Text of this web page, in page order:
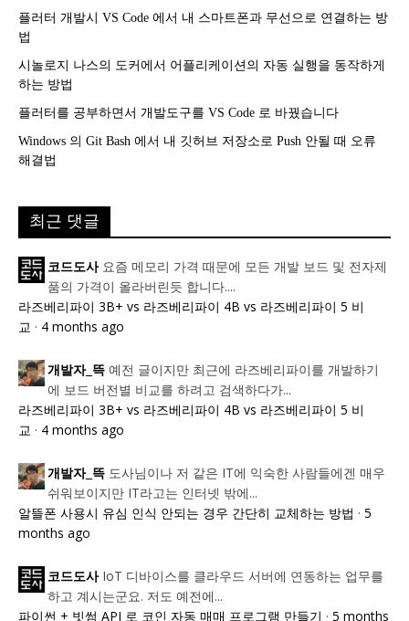
플러터 개발시 VS Code 에서 내 스마트폰과 무선으로 연결하는 방
법
시놀로지 나스의 도커에서 어플리케이션의 자동 실행을 동작하게
하는 방법
플러터를 공부하면서 개발도구를 VS Code 로 바꿨습니다
Windows 의 Git Bash 에서 내 깃허브 저장소로 Push 안될 때 오류
해결법
최근 댓글
코드도사 요즘 메모리 가격 때문에 모든 개발 보드 및 전자제
품의 가격이 올라버린듯 합니다....
라즈베리파이 3B+ vs 라즈베리파이 4B vs 라즈베리파이 5 비
교 · 4 months ago
개발자_뜩 예전 글이지만 최근에 라즈베리파이를 개발하기
에 보드 버전별 비교를 하려고 검색하다가...
라즈베리파이 3B+ vs 라즈베리파이 4B vs 라즈베리파이 5 비
교 · 4 months ago
개발자_뜩 도사님이나 저 같은 IT에 익숙한 사람들에겐 매우
쉬워보이지만 IT라고는 인터넷 밖에...
알뜰폰 사용시 유심 인식 안되는 경우 간단히 교체하는 방법 · 5
months ago
코드도사 IoT 디바이스를 클라우드 서버에 연동하는 업무를
하고 계시는군요. 저도 예전에...
파이썬 + 빗썸 API 로 코인 자동 매매 프로그램 만들기 · 5 months